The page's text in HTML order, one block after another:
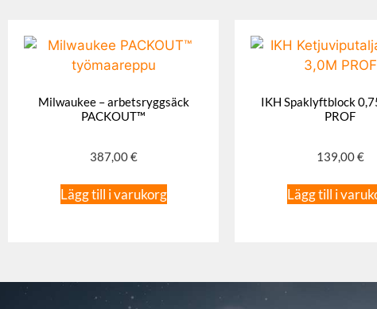
Milwaukee – arbetsryggsäck
PACKOUT™
387,00€
Lägg till i varukorg
IKH Spaklyftblock
PROF
139,00€
Lägg till i